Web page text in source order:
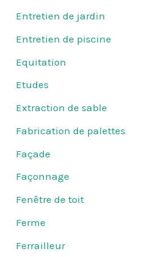
Entretien de jardin
Entretien de piscine
Equitation
Etudes
Extraction de sable
Fabrication de palettes
Façade
Façonnage
Fenêtre de toit
Ferme
Ferrailleur